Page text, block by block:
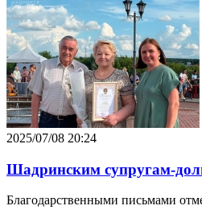
2025/07/08 20:24
Шадринским супругам-
Благодарственными письмами